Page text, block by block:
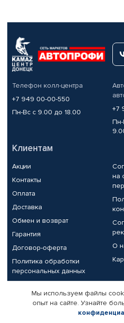
Телефон колл-центра
+7 949 00-00-550
Пн-Вс с 9.00 до 18.00
+7
Пн-
Клиентам
Акции
Контакты
Оплата
Доставка
Обмен и возврат
Гарантия
Договор-оферта
Политика обработки
персональных данных
на
О
Партнерам
Корпоративным клиентам
Мы используем файлы
опыт на сайте. Узнайте